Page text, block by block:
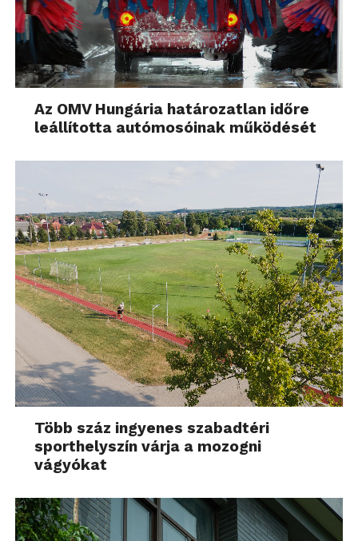
Az OMV Hungária határozatlan időre
leállította autómosóinak működését
Több száz ingyenes szabadtéri
sporthelyszín várja a mozogni
vágyókat